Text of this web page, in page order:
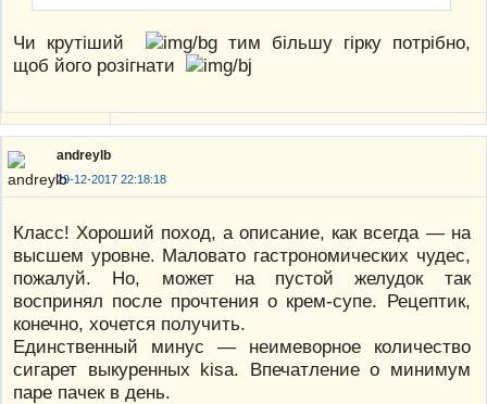
Чи крутіший
тим більшу гірку потрібно,
щоб його розігнати
andreylb
29-12-2017 22:18:18
Класс! Хороший поход, а описание, как всегда — на
высшем уровне. Маловато гастрономических чудес,
пожалуй. Но, может на пустой желудок так
воспринял после прочтения о крем-супе. Рецептик,
конечно, хочется получить.
Единственный минус — неимеворное количество
сигарет выкуренных kisa. Впечатление о минимум
паре пачек в день.